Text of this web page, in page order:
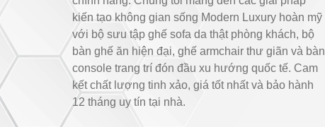
kiến tạo không gian sống Modern Luxury hoàn mỹ
với bộ sưu tập ghế sofa da thật phòng khách, bộ
bàn ghế ăn hiện đại, ghế armchair thư giãn và bàn
console trang trí đón đầu xu hướng quốc tế. Cam
kết chất lượng tinh xảo, giá tốt nhất và bảo hành
12 tháng uy tín tại nhà.